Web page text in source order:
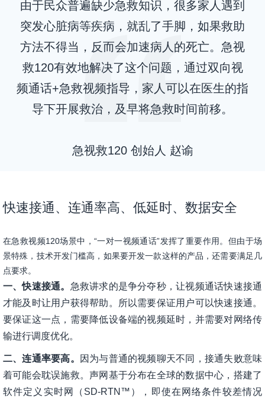
由于民众普遍缺少急救知识，很多家人遇到
突发心脏病等疾病，就乱了手脚，如果救助
方法不得当，反而会加速病人的死亡。急视
救120有效地解决了这个问题，通过双向视
频通话+急救视频指导，家人可以在医生的指
导下开展救治，及早将急救时间前移。
急视救120 创始人 赵谕
快速接通、连通率高、低延时、数据安全
在急救视频120场景中，“一对一视频通话”发挥了重要作用。但由于场
景特殊，技术开发门槛高，如果要开发一款这样的产品，还需要满足几
点要求。
一、快速接通。 急救讲求的是争分夺秒，让视频通话快速接通
才能及时让用户获得帮助。所以需要保证用户可以快速接通。
要保证这一点，需要降低设备端的视频延时，并需要对网络传
输进行调度优化。
二、连通率要高。
因为与普通的视频聊天不同，接通失败意味
着可能会耽误施救。声网基于分布在全球的数据中心，搭建了
软件定义实时网（SD-RTN™），即使在网络条件较差情况